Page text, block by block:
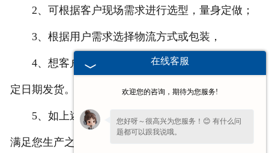
2、可根据客户现场需求进行选型，量身定做；
3、根据用户需求选择物流方式或包装，
4、想客户之所想，急客户之所急，随时或按约
定日期发货。
5、如上述机号、出风口角度、传动方式均不能
满足您生产之需，我厂可以为您设计制造您满意的风
在线客服
欢迎您的咨询，期待为您服务!
您好呀～很高兴为您服务！😊 有什么问
题都可以跟我说哦。